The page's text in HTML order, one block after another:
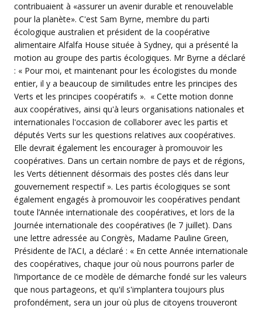
contribuaient à «assurer un avenir durable et renouvelable
pour la planète». C'est Sam Byrne, membre du parti
écologique australien et président de la coopérative
alimentaire Alfalfa House située à Sydney, qui a présenté la
motion au groupe des partis écologiques. Mr Byrne a déclaré
: « Pour moi, et maintenant pour les écologistes du monde
entier, il y a beaucoup de similitudes entre les principes des
Verts et les principes coopératifs ». « Cette motion donne
aux coopératives, ainsi qu'à leurs organisations nationales et
internationales l'occasion de collaborer avec les partis et
députés Verts sur les questions relatives aux coopératives.
Elle devrait également les encourager à promouvoir les
coopératives. Dans un certain nombre de pays et de régions,
les Verts détiennent désormais des postes clés dans leur
gouvernement respectif ». Les partis écologiques se sont
également engagés à promouvoir les coopératives pendant
toute l’Année internationale des coopératives, et lors de la
Journée internationale des coopératives (le 7 juillet). Dans
une lettre adressée au Congrès, Madame Pauline Green,
Présidente de l’ACI, a déclaré : « En cette Année internationale
des coopératives, chaque jour où nous pourrons parler de
l’importance de ce modèle de démarche fondé sur les valeurs
que nous partageons, et qu'il s'implantera toujours plus
profondément, sera un jour où plus de citoyens trouveront